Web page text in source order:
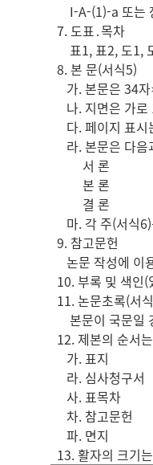
I-A-(1)-a 또는
7. 도표․목차
표1, 표2, 도1,
8. 본 문(서식5)
가. 본문은 34자
나. 지면은 가로
다. 페이지 표시
라. 본문은 다음
서 론
본 론
결 론
마. 각 주(서식6)
9. 참고문헌
논문 작성에 이
10. 부록 및 색인
11. 논문초록(서
본문이 국문일
12. 제본의 순서
가. 표지 나
라. 심사청구
사. 표목차
차. 참고문헌
파. 면지 하
13. 활자의 크기